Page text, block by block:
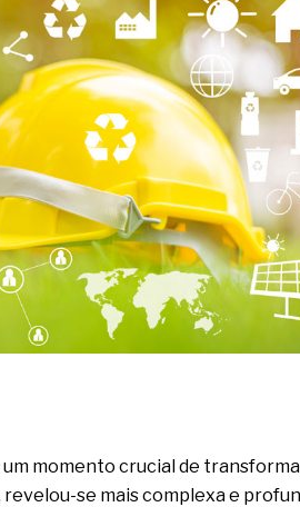
atividades de
estratégia
de materiais
está no modelo de IA
e a venda complexa
momento crucial de
se mais complexa e